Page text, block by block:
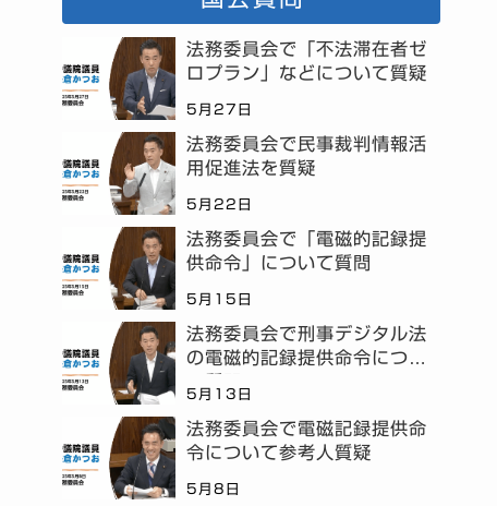
法務委員会で「不法滞在者ゼ
ロプラン」などについて質疑
5月27日
法務委員会で民事裁判情報活
用促進法を質疑
5月22日
法務委員会で「電磁的記録提
供命令」について質問
5月15日
法務委員会で刑事デジタル法
の電磁的記録提供命令につい
5月13日
法務委員会で電磁記録提供命
令について参考人質疑
5月8日